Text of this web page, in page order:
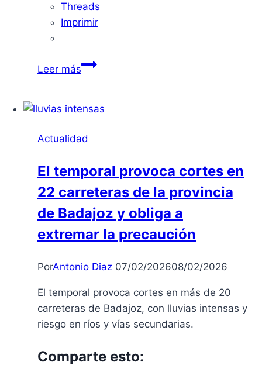
Threads
Imprimir
Leer másReforma
Residencial
Granadilla”
inversión
de
1,4
M€
Actualidad
El temporal provoca cortes en
22 carreteras de la provincia
de Badajoz y obliga a
extremar la precaución
PorAntonio Diaz 07/02/202608/02/2026
El temporal provoca cortes en más de 20
carreteras de Badajoz, con lluvias intensas y
riesgo en ríos y vías secundarias.
Comparte esto: